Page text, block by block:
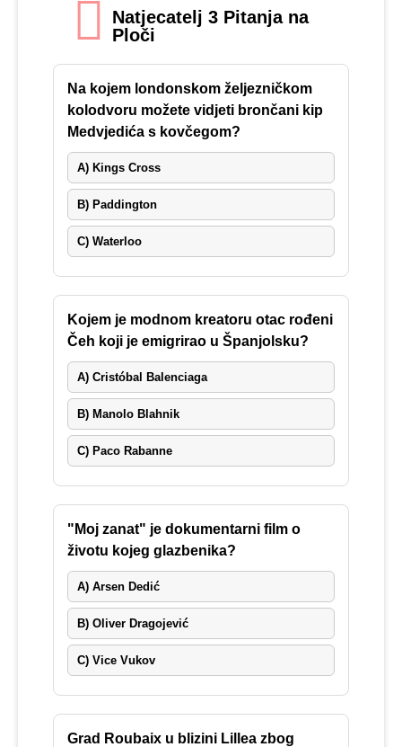
Natjecatelj 3 Pitanja na
Ploči
Na kojem londonskom željezničkom
kolodvoru možete vidjeti brončani kip
Medvjedića s kovčegom?
A) Kings Cross
B) Paddington
C) Waterloo
Kojem je modnom kreatoru otac rođeni
Čeh koji je emigrirao u Španjolsku?
A) Cristóbal Balenciaga
B) Manolo Blahnik
C) Paco Rabanne
"Moj zanat" je dokumentarni film o
životu kojeg glazbenika?
A) Arsen Dedić
B) Oliver Dragojević
C) Vice Vukov
Grad Roubaix u blizini Lillea zbog